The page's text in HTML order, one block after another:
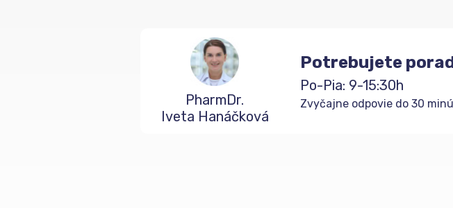
PharmDr.
Iveta Hanáčková
Potrebujete
Po-Pia: 9-15:30h
Zvyčajne odpovie do 30